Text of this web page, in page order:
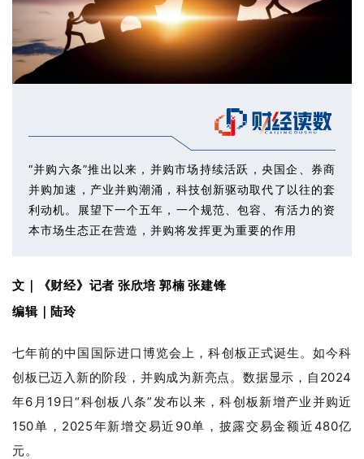
“并购六条”推出以来，并购市场持续活跃，央国企、券商
并购加速，产业并购潮涌，科技创新驱动取代了以往的套
利动机。展望下一个五年，一个规范、包容、有活力的资
本市场生态正在营造，并购将发挥更为重要的作用
文｜
《财经》记者 张欣培 郭楠 张建锋
编辑｜陆玲
七年前的中国国际进口博览会上，科创板正式诞生。如今科
创板已迈入新的阶段，并购成为新亮点。数据显示，自2024
年6月19日“科创板八条”发布以来，科创板新增产业并购近
150单，2025年新增交易近90单，披露交易金额近480亿
元。